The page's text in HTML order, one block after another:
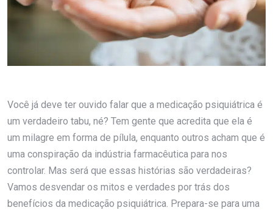
Você já deve ter ouvido falar que a medicação psiquiátrica é
um verdadeiro tabu, né? Tem gente que acredita que ela é
um milagre em forma de pílula, enquanto outros acham que é
uma conspiração da indústria farmacêutica para nos
controlar. Mas será que essas histórias são verdadeiras?
Vamos desvendar os mitos e verdades por trás dos
benefícios da medicação psiquiátrica. Prepara-se para uma